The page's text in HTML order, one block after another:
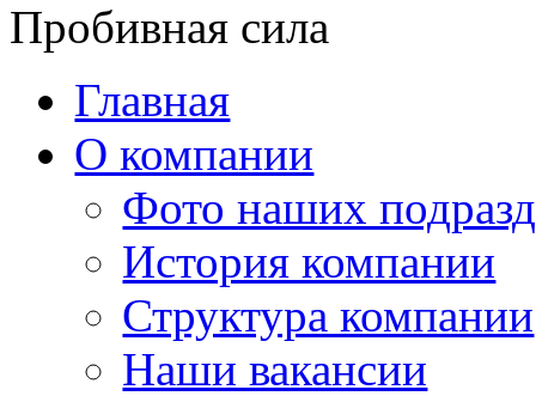
Пробивная сила
Главная
О компании
Фото наших
История компании
Структура компании
Наши вакансии